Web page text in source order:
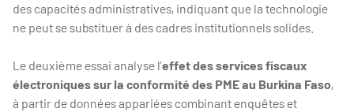
des capacités administratives, indiquant que la technologie
ne peut se substituer à des cadres institutionnels solides.
Le deuxième essai analyse l’effet des services fiscaux
électroniques sur la conformité des PME au Burkina Faso,
à partir de données appariées combinant enquêtes et